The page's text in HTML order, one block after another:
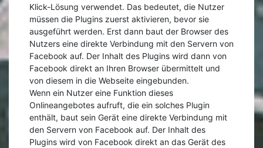
Klick-Lösung verwendet. Das bedeutet, die Nutzer
müssen die Plugins zuerst aktivieren, bevor sie
ausgeführt werden. Erst dann baut der Browser des
Nutzers eine direkte Verbindung mit den Servern von
Facebook auf. Der Inhalt des Plugins wird dann von
Facebook direkt an Ihren Browser übermittelt und
von diesem in die Webseite eingebunden.
Wenn ein Nutzer eine Funktion dieses
Onlineangebotes aufruft, die ein solches Plugin
enthält, baut sein Gerät eine direkte Verbindung mit
den Servern von Facebook auf. Der Inhalt des
Plugins wird von Facebook direkt an das Gerät des